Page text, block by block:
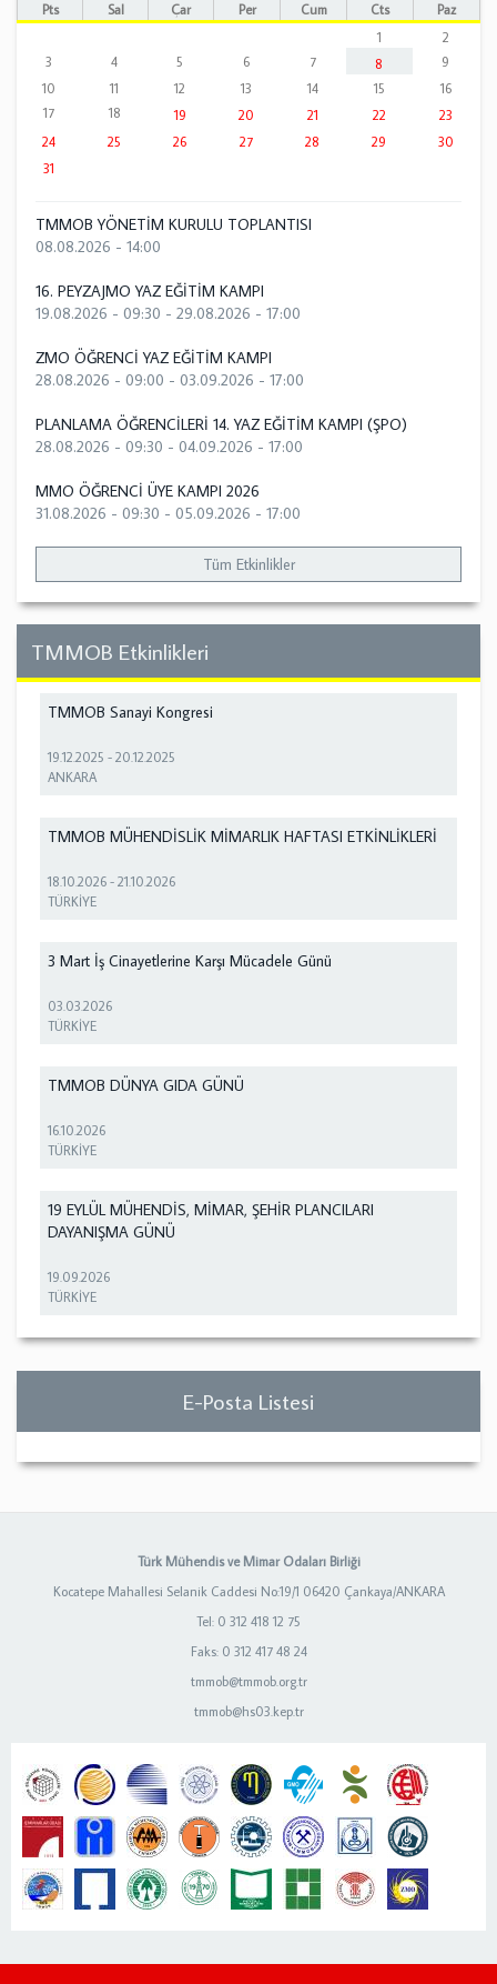
Pts Sal Çar Per Cum Cts
Paz
1
2
3
4 5 6 7 8
9
10
11 12 13 14 15
16
17
18 19 20 21 22
23
24
25 26 27 28 29
30
31
TMMOB YÖNETİM KURULU TOPLANTISI
08.08.2026 - 14:00
16. PEYZAJMO YAZ EĞİTİM KAMPI
19.08.2026 - 09:30 - 29.08.2026 - 17:00
ZMO ÖĞRENCİ YAZ EĞİTİM KAMPI
28.08.2026 - 09:00 - 03.09.2026 - 17:00
PLANLAMA ÖĞRENCİLERİ 14. YAZ EĞİTİM KAMPI (ŞPO)
28.08.2026 - 09:30 - 04.09.2026 - 17:00
MMO ÖĞRENCİ ÜYE KAMPI 2026
31.08.2026 - 09:30 - 05.09.2026 - 17:00
Tüm Etkinlikler
TMMOB Etkinlikleri
TMMOB Sanayi Kongresi
19.12.2025 -20.12.2025
ANKARA
TMMOB MÜHENDİSLİK MİMARLIK HAFTASI ETKİNLİKLERİ
18.10.2026 -21.10.2026
TÜRKİYE
3 Mart İş Cinayetlerine Karşı Mücadele Günü
03.03.2026
TÜRKİYE
TMMOB DÜNYA GIDA GÜNÜ
16.10.2026
TÜRKİYE
19 EYLÜL MÜHENDİS, MİMAR, ŞEHİR PLANCILARI
DAYANIŞMA GÜNÜ
19.09.2026
TÜRKİYE
E-Posta Listesi
Türk Mühendis ve Mimar Odaları Birliği
Kocatepe Mahallesi Selanik Caddesi No:19/1 06420 Çankaya/ANKARA
Tel: 0 312 418 12 75
Faks: 0 312 417 48 24
tmmob@tmmob.org.tr
tmmob@hs03.kep.tr